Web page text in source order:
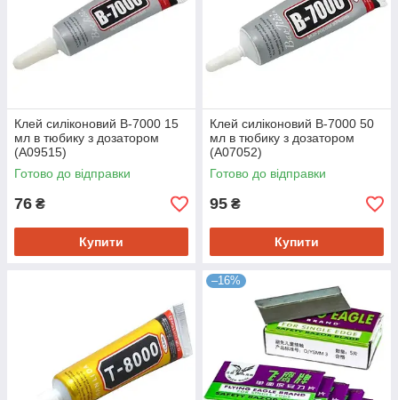
Клей силіконовий B-7000 15
мл в тюбику з дозатором
(A09515)
Готово до відправки
76 ₴
Купити
Клей силіконовий B-7000 50
мл в тюбику з дозатором
(A07052)
Готово до відправки
95 ₴
Купити
–16%